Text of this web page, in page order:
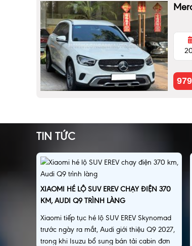
TIN TỨC
XIAOMI HÉ LỘ SUV EREV CHẠY ĐIỆN 370
KM, AUDI Q9 TRÌNH LÀNG
Xiaomi tiếp tục hé lộ SUV EREV Skynomad
trước ngày ra mắt, Audi giới thiệu Q9 2027,
trong khi Isuzu bổ sung bán tải cabin đơn